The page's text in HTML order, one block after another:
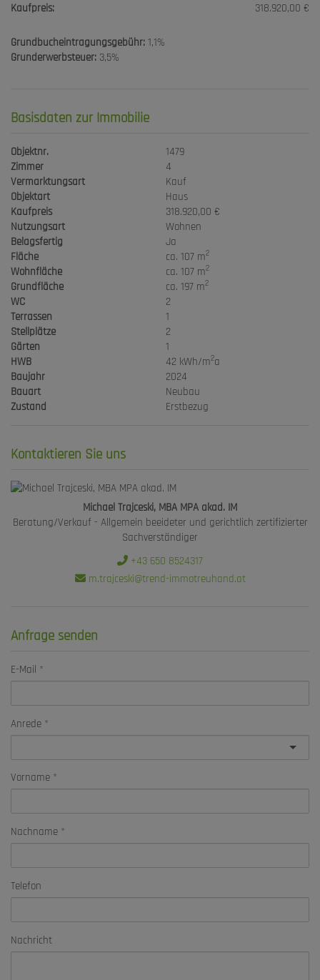
Kaufpreis: 318.920,00 €
Grundbucheintragungsgebühr: 1,1%
Grunderwerbsteuer: 3,5%
Basisdaten zur Immobilie
Objektnr.
1479
Zimmer
4
Vermarktungsart
Kauf
Objektart
Haus
Kaufpreis
318.920,00 €
Nutzungsart
Wohnen
Belagsfertig
Ja
Fläche
ca. 107 m2
Wohnfläche ca. 107 m2
Grundfläche ca. 197 m2
WC
2
Terrassen
1
Stellplätze
2
Gärten
1
HWB
42 kWh/m2a
Baujahr
2024
Bauart
Neubau
Zustand
Erstbezug
Kontaktieren Sie uns
Michael Trajceski, MBA MPA akad. IM
Beratung/Verkauf - Allgemein beeideter und gerichtlich zertifizierter
Sachverständiger
+43 650 8524317
m.trajceski@trend-immotreuhand.at
Anfrage senden
E-Mail
Anrede
Vorname
Nachname
Telefon
Nachricht